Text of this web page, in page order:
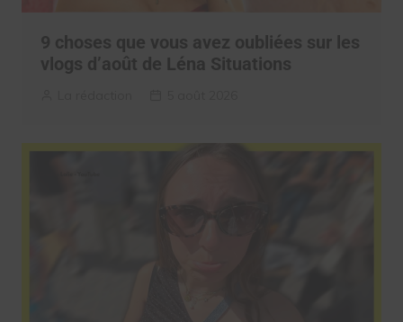
9 choses que vous avez oubliées sur les
vlogs d’août de Léna Situations